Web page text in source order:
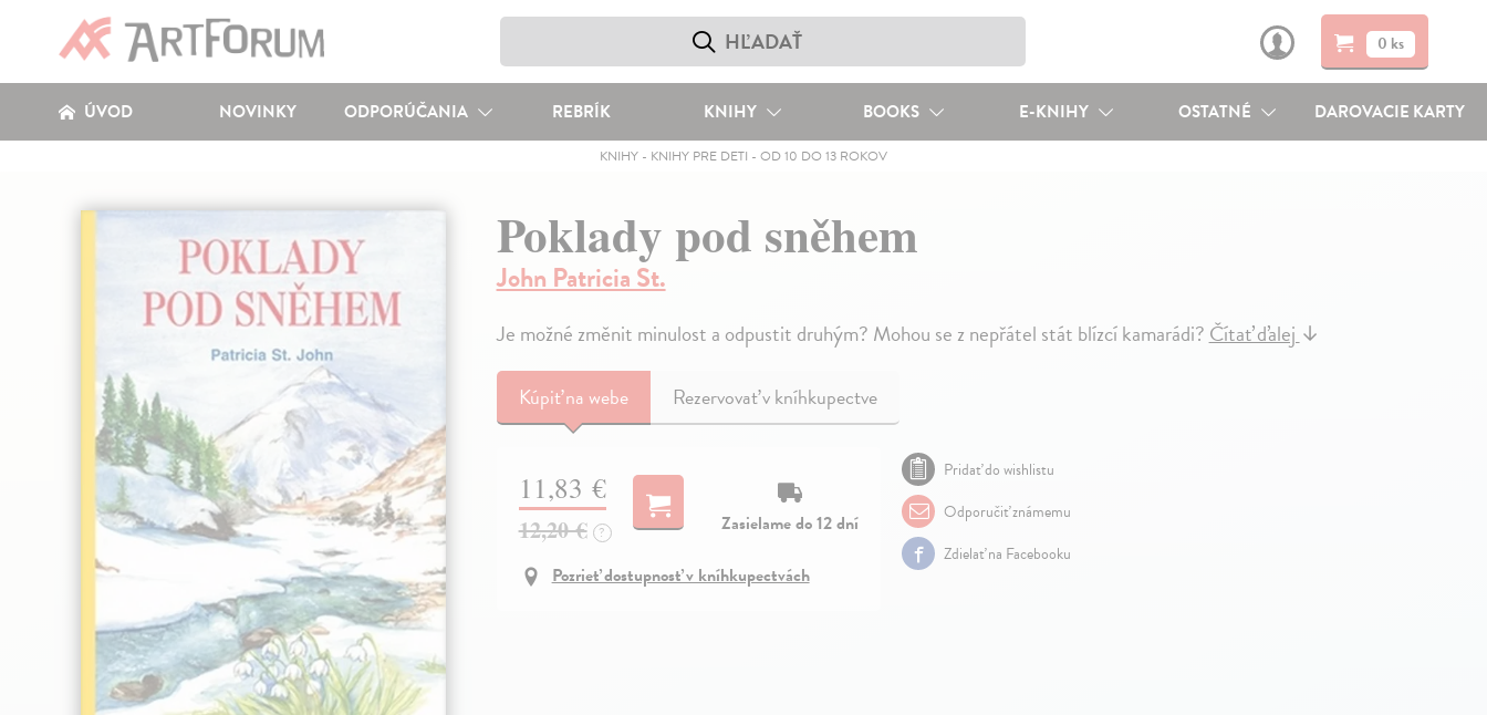
0 ks
ÚVOD NOVINKY ODPORÚČANIA REBRÍK KNIHY BOOKS E-KNIHY OSTATNÉ DAROVACIE KARTY
KNIHY- KNIHY PRE DETI - OD 10 DO 13 ROKOV
Poklady pod sněhem
John Patricia St.
Je možné změnit minulost a odpustit druhým? Mohou se z nepřátel stát blízcí kamarádi?Čítať ďalej↓
Kúpiťna webe Rezervovať v kníhkupectve
11,83 €
12,20 € ?
Zasielame do 12 dní
Pozrieť dostupnosť v kníhkupectvách
Pridať do wishlistu
Odporučiť známemu
Zdielať na Facebooku